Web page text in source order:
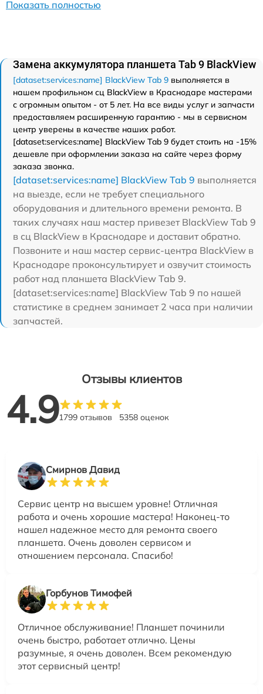
Показать полностью
Замена аккумулятора планшета Tab 9 BlackView
[dataset:services:name] BlackView Tab 9 выполняется в
нашем профильном сц BlackView в Краснодаре мастерами
с огромным опытом - от 5 лет. На все виды услуг и запчасти
предоставляем расширенную гарантию - мы в сервисном
центр уверены в качестве наших работ.
[dataset:services:name] BlackView Tab 9 будет стоить на -15%
дешевле при оформлении заказа на сайте через форму
заказа звонка.
[dataset:services:name] BlackView Tab 9 выполняется
на выезде, если не требует специального
оборудования и длительного времени ремонта. В
таких случаях наш мастер привезет BlackView Tab 9
в сц BlackView в Краснодаре и доставит обратно.
Позвоните и наш мастер сервис-центра BlackView в
Краснодаре проконсультирует и озвучит стоимость
работ над планшета BlackView Tab 9.
[dataset:services:name] BlackView Tab 9 по нашей
статистике в среднем занимает 2 часа при наличии
запчастей.
Отзывы клиентов
4.91799 отзывов 5358 оценок
Смирнов Давид
Сервис центр на высшем уровне! Отличная
работа и очень хорошие мастера! Наконец-то
нашел надежное место для ремонта своего
планшета. Очень доволен сервисом и
отношением персонала. Спасибо!
Горбунов Тимофей
Отличное обслуживание! Планшет починили
очень быстро, работает отлично. Цены
разумные, я очень доволен. Всем рекомендую
этот сервисный центр!